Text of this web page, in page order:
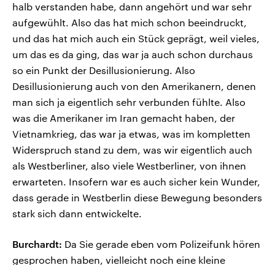
halb verstanden habe, dann angehört und war sehr
aufgewühlt. Also das hat mich schon beeindruckt,
und das hat mich auch ein Stück geprägt, weil vieles,
um das es da ging, das war ja auch schon durchaus
so ein Punkt der Desillusionierung. Also
Desillusionierung auch von den Amerikanern, denen
man sich ja eigentlich sehr verbunden fühlte. Also
was die Amerikaner im Iran gemacht haben, der
Vietnamkrieg, das war ja etwas, was im kompletten
Widerspruch stand zu dem, was wir eigentlich auch
als Westberliner, also viele Westberliner, von ihnen
erwarteten. Insofern war es auch sicher kein Wunder,
dass gerade in Westberlin diese Bewegung besonders
stark sich dann entwickelte.
Burchardt: Da Sie gerade eben vom Polizeifunk hören
gesprochen haben, vielleicht noch eine kleine